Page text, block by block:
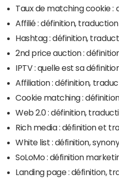
Taux de matching cookie :
Affilié : définition,
Hashtag : définition,
2nd price auction :
IPTV : quelle est sa
Affiliation : définition,
Cookie matching :
Web 2.0 : définition,
Rich media : définition et
White list : définition,
SoLoMo : définition
Landing page : définition,